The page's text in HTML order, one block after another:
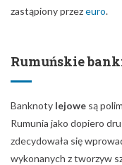
zastąpiony przezeuro.
Rumuńskie
Banknoty lejowe są
Rumunia jako dopiero
zdecydowała się
wykonanych z tworzyw